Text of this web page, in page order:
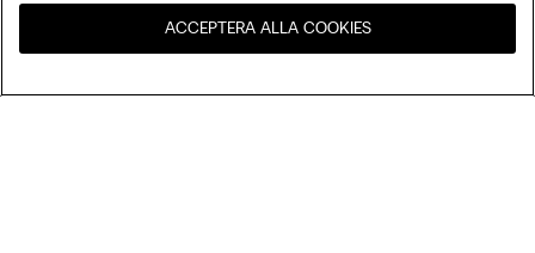
Förenta Staterna
ACCEPTERA ALLA COOKIES